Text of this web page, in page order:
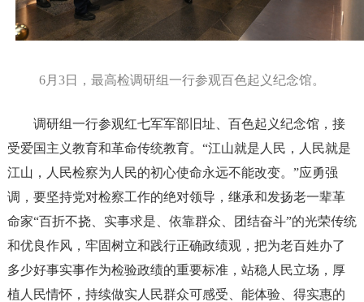
6月3日，最高检调研组一行参观百色起义纪念馆。
调研组一行参观红七军军部旧址、百色起义纪念馆，接
受爱国主义教育和革命传统教育。“江山就是人民，人民就是
江山，人民检察为人民的初心使命永远不能改变。”应勇强
调，要坚持党对检察工作的绝对领导，继承和发扬老一辈革
命家“百折不挠、实事求是、依靠群众、团结奋斗”的光荣传统
和优良作风，牢固树立和践行正确政绩观，把为老百姓办了
多少好事实事作为检验政绩的重要标准，站稳人民立场，厚
植人民情怀，持续做实人民群众可感受、能体验、得实惠的